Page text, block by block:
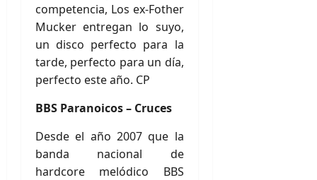
competencia, Los ex-Fother
Mucker entregan lo suyo,
un disco perfecto para la
tarde, perfecto para un día,
perfecto este año. CP
BBS Paranoicos – Cruces
Desde el año 2007 que la
banda nacional de
hardcore melódico BBS